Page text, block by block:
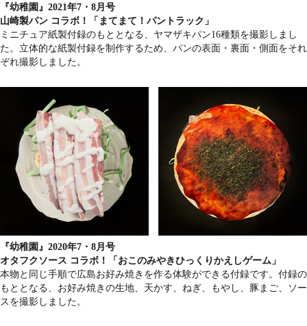
『幼稚園』2021年7・8月号
山崎製パン コラボ！「まてまて！パントラック」
ミニチュア紙製付録のもととなる、ヤマザキパン16種類を撮影しまし
た。立体的な紙製付録を制作するため、パンの表面・裏面・側面をそれ
ぞれ撮影しました。
『幼稚園』2020年7・8月号
オタフクソース コラボ！「おこのみやきひっくりかえしゲーム」
本物と同じ手順で広島お好み焼きを作る体験ができる付録です。付録の
もととなる、お好み焼きの生地、天かす、ねぎ、もやし、豚まご、ソー
スを撮影しました。